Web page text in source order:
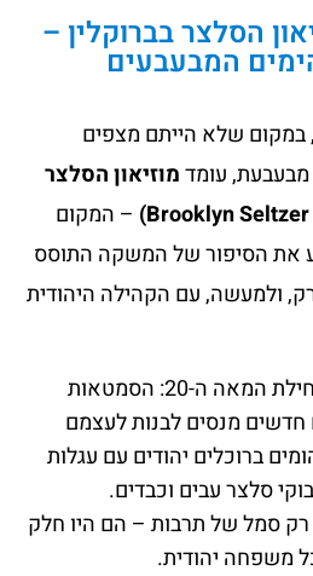
הסלצר בברוקלין –
המבעבעים
במקום שלא הייתם מצפים
מבעבעת, עומדמוזיאון הסלצר
– המקום
את הסיפור של המשקה התוסס
ולמעשה, עם הקהילה היהודית
דמיינו את ברוקלין של תחילת המאה ה-20: הסמטאות
מנסים לבנות לעצמם
ברוכלים יהודים עם עגלות
סלצר עבים וכבדים.
סמל של תרבות – הם היו חלק
משפחה יהודית.